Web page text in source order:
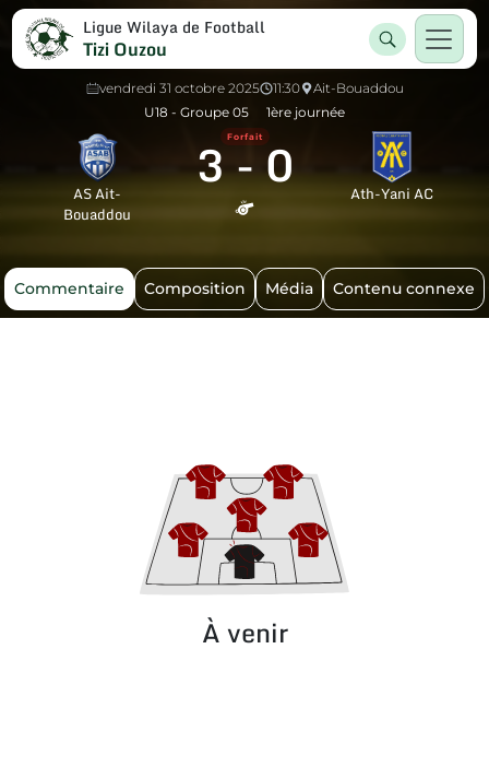
Ligue Wilaya de Football
Tizi Ouzou
vendredi 31 octobre 2025 11:30
Ait-Bouaddou
U18 - Groupe 05
1ère journée
AS Ait-
Bouaddou
3-0
Forfait
Ath-Yani AC
Commentaire Composition Média Contenu connexe
À venir